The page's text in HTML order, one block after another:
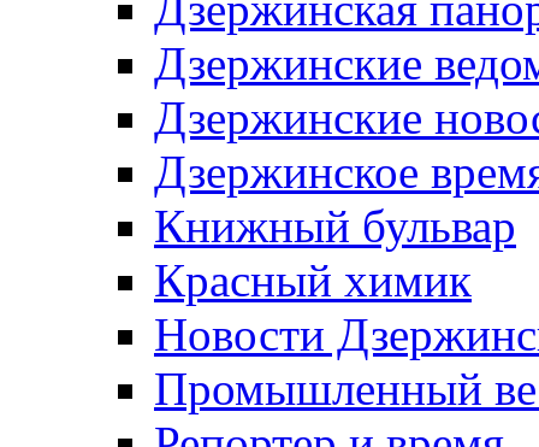
Дзержинские
Дзержинские
Дзержинское
Книжный бульвар
Красный химик
Новости
Промышленный